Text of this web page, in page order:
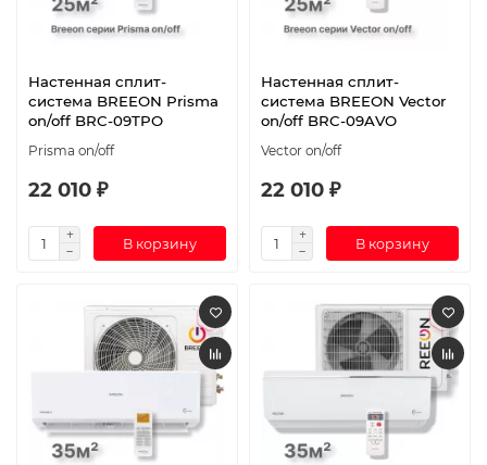
Настенная сплит-
система BREEON Prisma
on/off BRC-09TPO
Prisma on/off
22 010 ₽
В корзину
Настенная сплит-
система BREEON Vector
on/off BRC-09AVO
Vector on/off
22 010 ₽
В корзину